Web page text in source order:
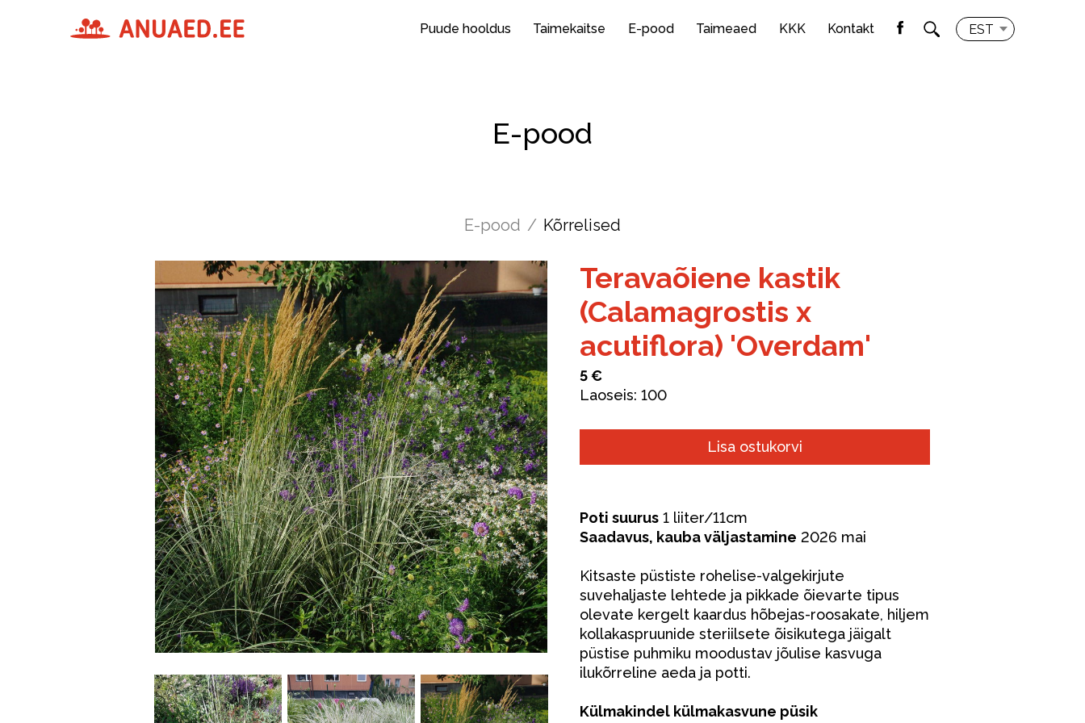
Puude hooldus Taimekaitse E-pood Taimeaed KKK Kontakt EST
E-pood
E-pood / Kõrrelised
Teravaõiene kastik
(Calamagrostis x
acutiflora) 'Overdam'
5 €
Laoseis: 100
Lisa ostukorvi
Poti suurus 1 liiter/11cm
Saadavus, kauba väljastamine 2026 mai
Kitsaste püstiste rohelise-valgekirjute
suvehaljaste lehtede ja pikkade õievarte tipus
olevate kergelt kaardus hõbejas-roosakate, hiljem
kollakaspruunide steriilsete õisikutega jäigalt
püstise puhmiku moodustav jõulise kasvuga
ilukõrreline aeda ja potti.
Külmakindel külmakasvune püsik